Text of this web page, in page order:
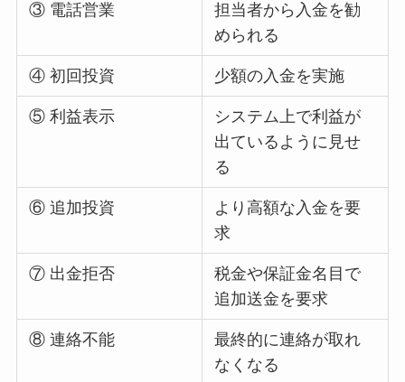
③ 電話営業
担当者から入金を勧
められる
④ 初回投資 少額の入金を実施
⑤ 利益表示
システム上で利益が
出ているように見せ
る
⑥ 追加投資
より高額な入金を要
求
⑦ 出金拒否
税金や保証金名目で
追加送金を要求
⑧ 連絡不能
最終的に連絡が取れ
なくなる